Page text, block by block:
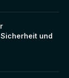
und